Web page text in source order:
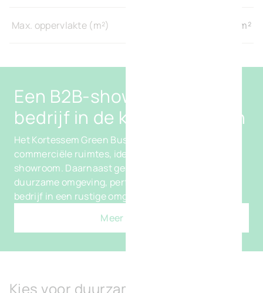
Max. oppervlakte (m²) 4.500 m²
Een B2B-showroom om uw
bedrijf in de kijker te zetten
Het Kortessem Green Business Park biedt 6
commerciële ruimtes, ideaal voor een B2B-
showroom. Daarnaast geniet u van een groene en
duurzame omgeving, perfect voor de groei van uw
bedrijf in een rustige omgeving.
Meer weten
Kies voor duurzame groei van uw